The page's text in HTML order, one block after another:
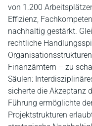
von 1.200
Effizienz,
nachhaltig gestärkt.
rechtliche
Finanzämtern – zu
Säulen:
sicherte die Akzeptanz
Führung ermöglichte
Projektstrukturen